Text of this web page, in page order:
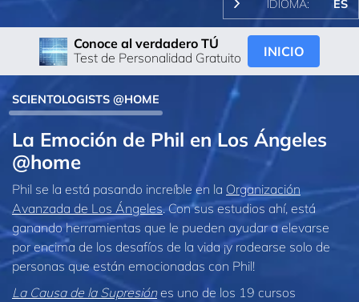
IDIOMA: ES
Conoce al verdadero TÚ
Test de Personalidad Gratuito
INICIO
SCIENTOLOGISTS @HOME
La Emoción de Phil en Los Ángeles
@home
Phil se la está pasando increíble en la Organización
Avanzada de Los Ángeles. Con sus estudios ahí, está
ganando herramientas que le pueden ayudar a elevarse
por encima de los desafíos de la vida ¡y rodearse solo de
personas que están emocionadas con Phil!
La Causa de la Supresiónes uno de los 19 cursos